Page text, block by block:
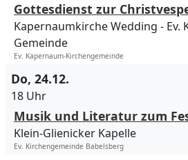
Gottesdienst zur
Kapernaumkirche Wedding
Ev.
Gemeinde
Ev. Kapernaum-Kirchengemeinde
Do, 24.12.
18 Uhr
Musik und Literatur zum
Klein-Glienicker Kapelle
Ev. Kirchengemeinde Babelsberg